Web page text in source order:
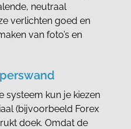
neutraal
verlichten goed en
van foto’s en
systeem kun je kiezen
(bijvoorbeeld Forex
doek. Omdat de